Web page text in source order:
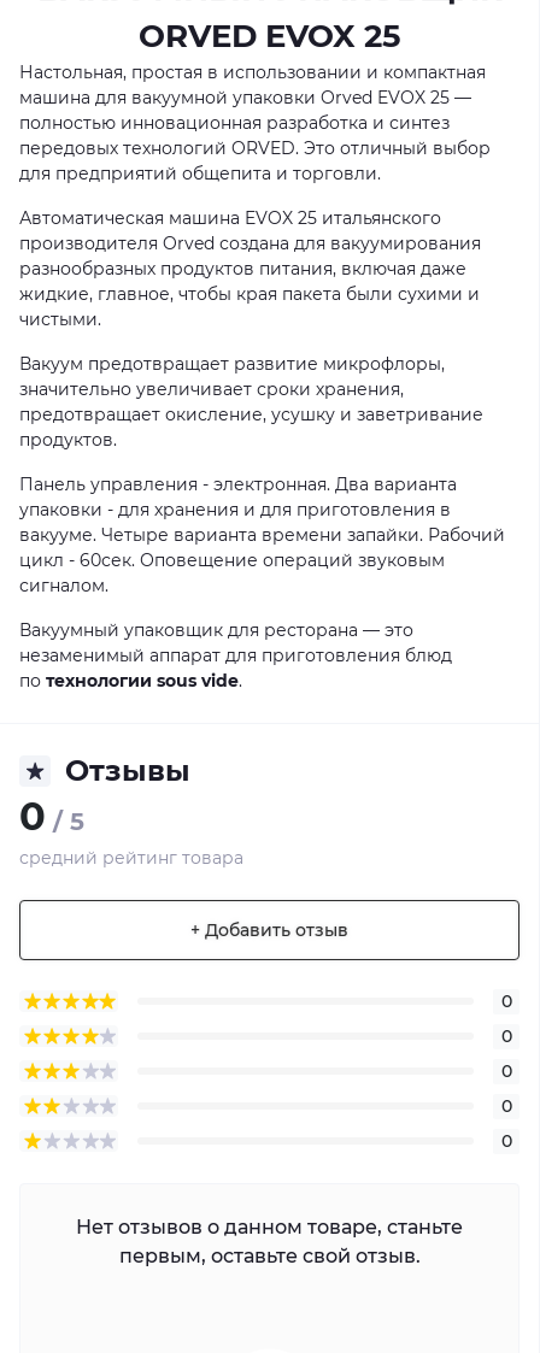
ORVED EVOX 25
Настольная, простая в использовании и компактная
машина для вакуумной упаковки Orved EVOX 25 —
полностью инновационная разработка и синтез
передовых технологий ORVED. Это отличный выбор
для предприятий общепита и торговли.
Автоматическая машина EVOX 25 итальянского
производителя Orved создана для вакуумирования
разнообразных продуктов питания, включая даже
жидкие, главное, чтобы края пакета были сухими и
чистыми.
Вакуум предотвращает развитие микрофлоры,
значительно увеличивает сроки хранения,
предотвращает окисление, усушку и заветривание
продуктов.
Панель управления - электронная. Два варианта
упаковки - для хранения и для приготовления в
вакууме. Четыре варианта времени запайки. Рабочий
цикл - 60сек. Оповещение операций звуковым
сигналом.
Вакуумный упаковщик для ресторана — это
незаменимый аппарат для приготовления блюд
по технологии sous vide.
Отзывы
0 / 5
средний рейтинг товара
+ Добавить отзыв
0
0
0
0
0
Нет отзывов о данном товаре, станьте
первым, оставьте свой отзыв.